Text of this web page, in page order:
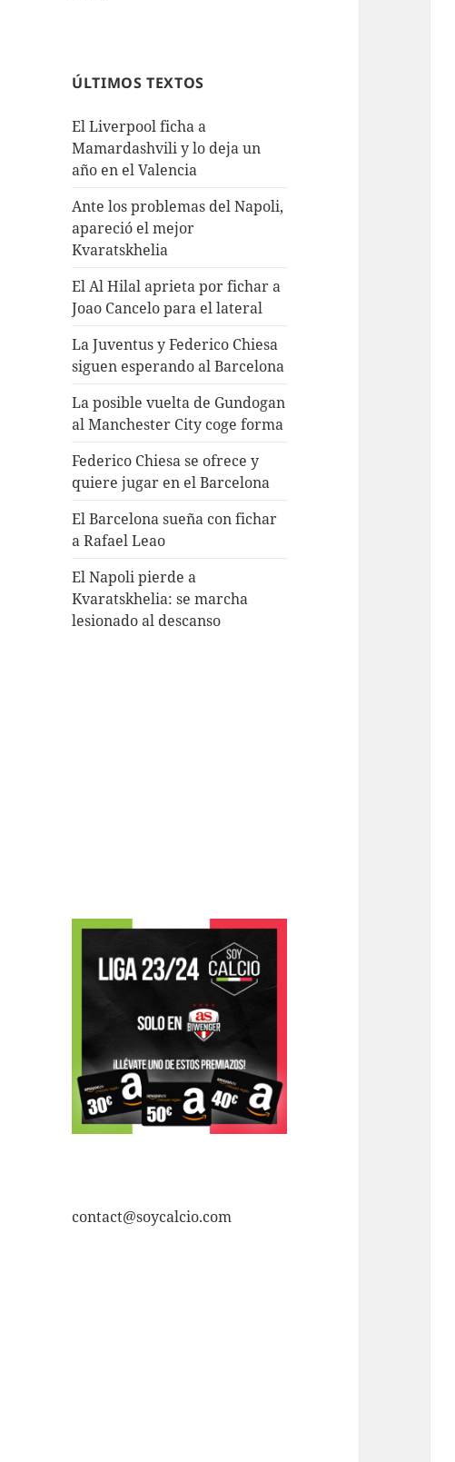
ÚLTIMOS TEXTOS
El Liverpool ficha a
Mamardashvili y lo deja un
año en el Valencia
Ante los problemas del Napoli,
apareció el mejor
Kvaratskhelia
El Al Hilal aprieta por fichar a
Joao Cancelo para el lateral
La Juventus y Federico Chiesa
siguen esperando al Barcelona
La posible vuelta de Gundogan
al Manchester City coge forma
Federico Chiesa se ofrece y
quiere jugar en el Barcelona
El Barcelona sueña con fichar
a Rafael Leao
El Napoli pierde a
Kvaratskhelia: se marcha
lesionado al descanso
contact@soycalcio.com